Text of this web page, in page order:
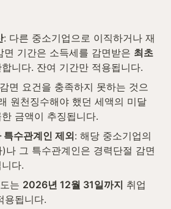
: 다른 중소기업으로 이직하거나 재
면 기간은 소득세를 감면받은 최초
니다. 잔여 기간만 적용됩니다.
면 요건을 충족하지 못하는 것으
원천징수해야 했던 세액의 미달
금액이 추징됩니다.
특수관계인 제외: 해당 중소기업의
나 그 특수관계인은 경력단절 감면
다.
는 2026년 12월 31일까지 취업
용됩니다.